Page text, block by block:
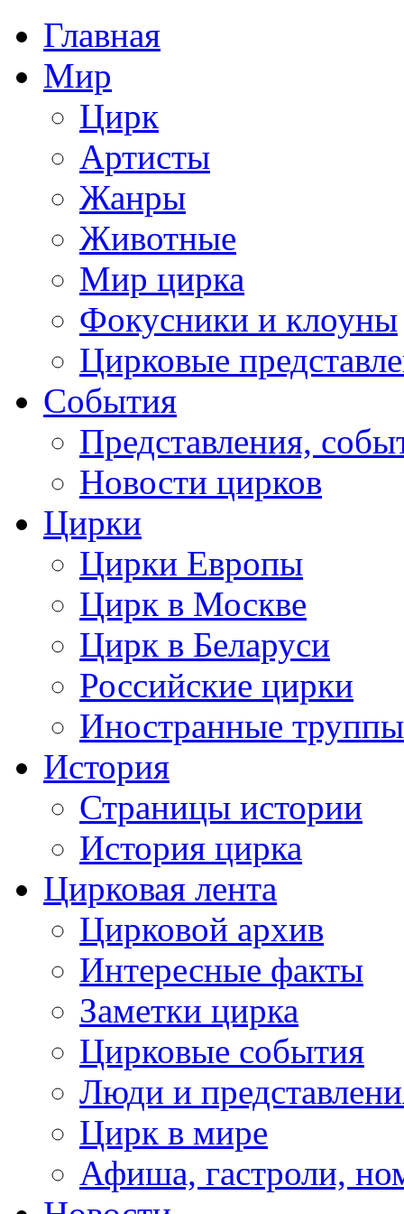
Главная
Мир
Цирк
Артисты
Жанры
Животные
Мир цирка
Фокусники и клоуны
Цирковые
События
Представления,
Новости цирков
Цирки
Цирки Европы
Цирк в Москве
Цирк в Беларуси
Российские цирки
Иностранные труппы
История
Страницы истории
История цирка
Цирковая лента
Цирковой архив
Интересные факты
Заметки цирка
Цирковые события
Люди и
Цирк в мире
Афиша, гастроли,